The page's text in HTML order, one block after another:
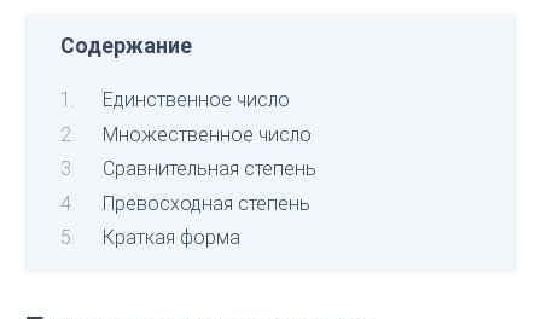
Содержание
Единственное число
Множественное число
Сравнительная степень
Превосходная степень
Краткая форма